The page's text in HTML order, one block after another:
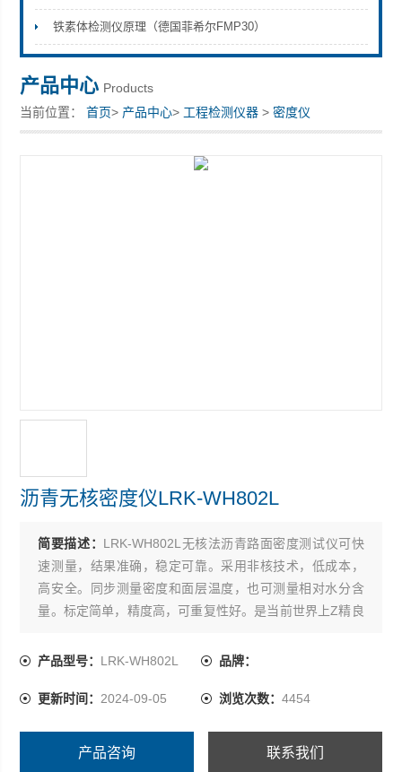
铁素体检测仪原理（德国菲希尔FMP30）
产品中心 Products
当前位置：首页> 产品中心> 工程检测仪器 >密度仪
沥青无核密度仪LRK-WH802L
简要描述： LRK-WH802L无核法沥青路面密度测试仪可快
速测量，结果准确，稳定可靠。采用非核技术，低成本，
高安全。同步测量密度和面层温度，也可测量相对水分含
量。标定简单，精度高，可重复性好。是当前世界上Z精良
产品型号： LRK-WH802L 品牌：
更新时间： 2024-09-05 浏览次数： 4454
产品咨询 联系我们